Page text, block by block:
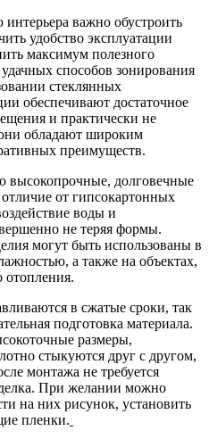
важно обустроить
удобство эксплуатации
максимум полезного
способов зонирования
стеклянных
обеспечивают достаточное
и практически не
обладают широким
преимуществ.
высокопрочные, долговечные
от гипсокартонных
воды и
не теряя формы.
могут быть использованы в
а также на объектах,
в сжатые сроки, так
подготовка материала.
размеры,
стыкуются друг с другом,
монтажа не требуется
При желании можно
на них рисунок, установить
пленки.